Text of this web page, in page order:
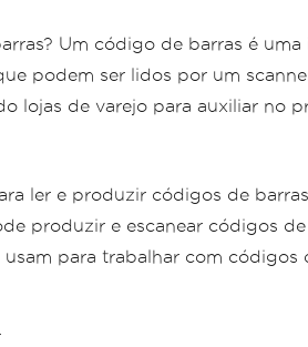
Um código de barras é
podem ser lidos por um
lojas de varejo para auxiliar no
ler e produzir códigos de
produzir e escanear códigos
para trabalhar com códigos